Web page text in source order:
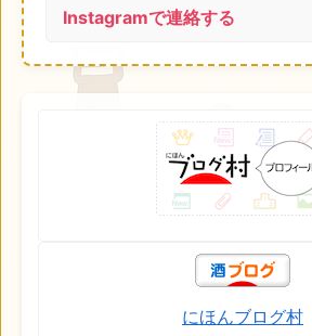
Instagramで連絡する
にほんブログ村